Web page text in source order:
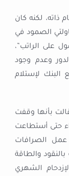
ذاته، لكنه كان
الصمود في
على الراتب”،
وعدم وجود
البنك لإستلام
بأنها وقفت
حتى أستطاعت
عمل الصرافات
بالنقود والطاقة
الشهري